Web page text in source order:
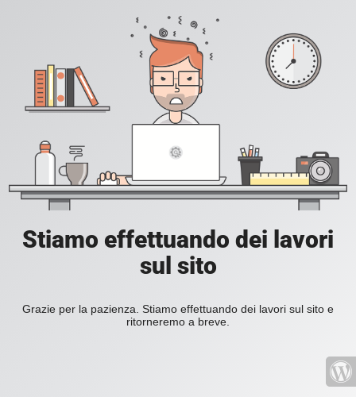
Stiamo effettuando dei lavori
sul sito
Grazie per la pazienza. Stiamo effettuando dei lavori sul sito e
ritorneremo a breve.